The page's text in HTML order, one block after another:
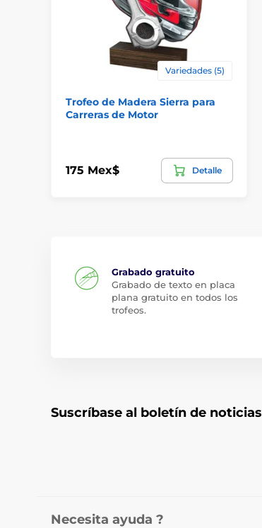
Variedades (5)
Trofeo de Madera Sierra para
Carreras de Motor
175 Mex$ Detalle
Grabado gratuito
Grabado de texto en placa
plana gratuito en todos los
trofeos.
Suscríbase al boletín de noticias
Necesita ayuda ?